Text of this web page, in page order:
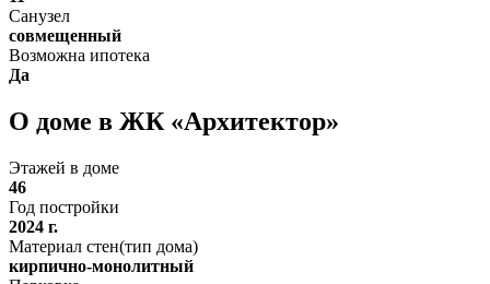
Санузел
совмещенный
Возможна ипотека
Да
О доме в ЖК «Архитектор»
Этажей в доме
46
Год постройки
2024 г.
Материал стен(тип дома)
кирпично-монолитный